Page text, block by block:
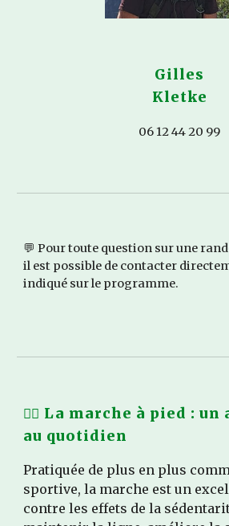
Gilles
Kletke
06 12 44 20 99
💬 Pour toute question sur une
il est possible de contacter
indiqué sur le programme.
🚶‍♀️ La marche à pied :
au quotidien
Pratiquée de plus en plus
sportive, la marche est un
contre les effets de la